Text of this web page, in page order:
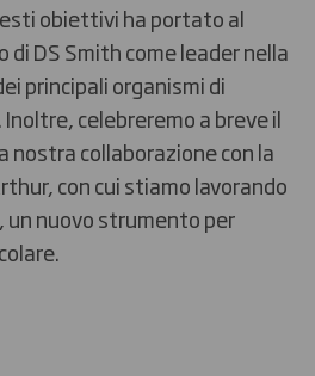
obiettivi ha portato al
DS Smith come leader nella
principali organismi di
celebreremo a breve il
nostra collaborazione con la
con cui stiamo lavorando
un nuovo strumento per